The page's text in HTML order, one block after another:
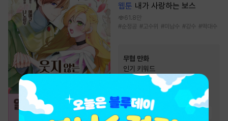
웹툰 내가 사랑하는 보스
61.8만
#순정공 #고수위 #미남수 #강수 #떡대수
무협 만화
인기 키워드
#우정 #
#사파 #역사/시대물